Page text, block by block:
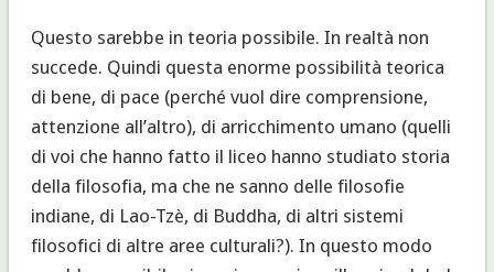
Questo sarebbe in teoria possibile. In realtà non
succede. Quindi questa enorme possibilità teorica
di bene, di pace (perché vuol dire comprensione,
attenzione all’altro), di arricchimento umano (quelli
di voi che hanno fatto il liceo hanno studiato storia
della filosofia, ma che ne sanno delle filosofie
indiane, di Lao-Tzè, di Buddha, di altri sistemi
filosofici di altre aree culturali?). In questo modo